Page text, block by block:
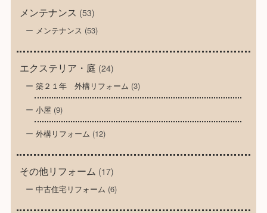
メンテナンス (53)
メンテナンス (53)
エクステリア・庭 (24)
築２１年 外構リフォーム (3)
小屋 (9)
外構リフォーム (12)
その他リフォーム (17)
中古住宅リフォーム (6)